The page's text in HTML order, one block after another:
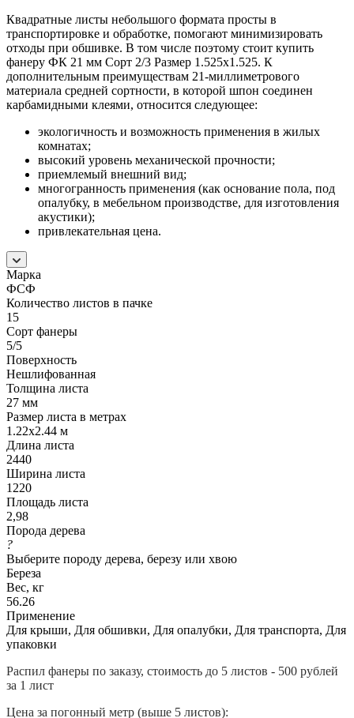
Квадратные листы небольшого формата просты в
транспортировке и обработке, помогают минимизировать
отходы при обшивке. В том числе поэтому стоит купить
фанеру ФК 21 мм Сорт 2/3 Размер 1.525х1.525. К
дополнительным преимуществам 21-миллиметрового
материала средней сортности, в которой шпон соединен
карбамидными клеями, относится следующее:
экологичность и возможность применения в жилых
комнатах;
высокий уровень механической прочности;
приемлемый внешний вид;
многогранность применения (как основание пола, под
опалубку, в мебельном производстве, для изготовления
акустики);
привлекательная цена.
Марка
ФСФ
Количество листов в пачке
15
Сорт фанеры
5/5
Поверхность
Нешлифованная
Толщина листа
27 мм
Размер листа в метрах
1.22x2.44 м
Длина листа
2440
Ширина листа
1220
Площадь листа
2,98
Порода дерева
?
Выберите породу дерева, березу или хвою
Береза
Вес, кг
56.26
Применение
Для крыши, Для обшивки, Для опалубки, Для транспорта, Для
упаковки
Распил фанеры по заказу, стоимость до 5 листов - 500 рублей
за 1 лист
Цена за погонный метр (выше 5 листов):